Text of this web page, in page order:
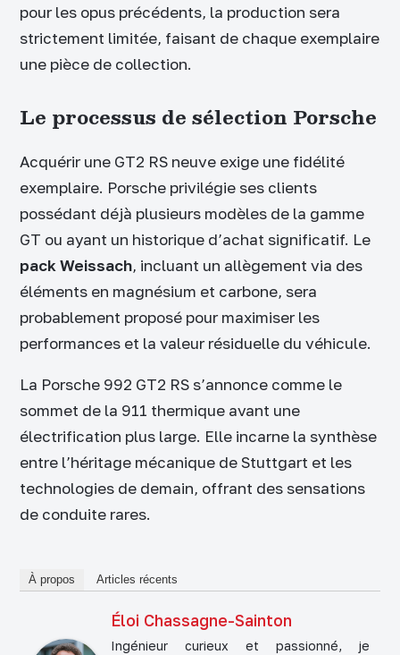
pour les opus précédents, la production sera
strictement limitée, faisant de chaque exemplaire
une pièce de collection.
Le processus de sélection Porsche
Acquérir une GT2 RS neuve exige une fidélité
exemplaire. Porsche privilégie ses clients
possédant déjà plusieurs modèles de la gamme
GT ou ayant un historique d’achat significatif. Le
pack Weissach, incluant un allègement via des
éléments en magnésium et carbone, sera
probablement proposé pour maximiser les
performances et la valeur résiduelle du véhicule.
La Porsche 992 GT2 RS s’annonce comme le
sommet de la 911 thermique avant une
électrification plus large. Elle incarne la synthèse
entre l’héritage mécanique de Stuttgart et les
technologies de demain, offrant des sensations
de conduite rares.
À propos Articles récents
Éloi Chassagne-Sainton
Ingénieur curieux et passionné, je